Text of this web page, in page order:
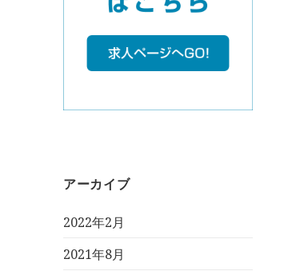
アーカイブ
2022年2月
2021年8月